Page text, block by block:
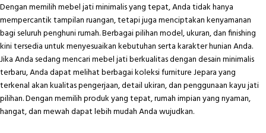
Dengan memilih mebel jati minimalis yang tepat, Anda tidak hanya
mempercantik tampilan ruangan, tetapi juga menciptakan kenyamanan
bagi seluruh penghuni rumah. Berbagai pilihan model, ukuran, dan finishing
kini tersedia untuk menyesuaikan kebutuhan serta karakter hunian Anda.
Jika Anda sedang mencarimebel jati berkualitasdengan desain minimalis
terbaru, Anda dapat melihat berbagai koleksi furniture Jepara yang
terkenal akan kualitas pengerjaan, detail ukiran, dan penggunaan kayu jati
pilihan. Dengan memilih produk yang tepat, rumah impian yang nyaman,
hangat, dan mewah dapat lebih mudah Anda wujudkan.